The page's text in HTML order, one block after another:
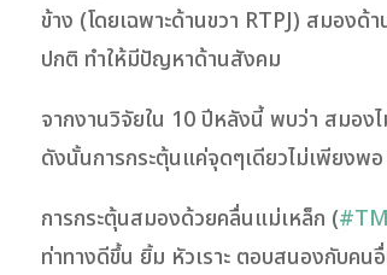
ข้าง (โดยเฉพาะด้านขวา RTPJ) สมอง
ปกติ ทำให้มีปัญหาด้านสังคม
จากงานวิจัยใน 10 ปีหลังนี้ พบว่า สมองไ
ดังนั้นการกระตุ้นแค่จุดๆเดียวไม่เพียงพ
การกระตุ้นสมองด้วยคลื่นแม่เหล็ก (
ท่าทางดีขึ้น ยิ้ม หัวเราะ ตอบสนองกับค